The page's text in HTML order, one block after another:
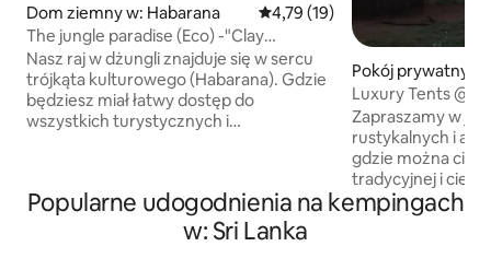
Dom ziemny w: Habarana Średnia ocena: 4,79 na 5,
4,79 (19)
The jungle paradise (Eco) -"Clay
house/yurt"
Nasz raj w dżungli znajduje się w sercu
trójkąta kulturowego (Habarana). Gdzie
będziesz miał łatwy dostęp do
wszystkich turystycznych i
przyrody i dzikiej przyrody, gdzie
mieszkasz z naturą i dziką przyrodą.
Obudzisz się słysząc ptasie piosenki lub
Pokój prywatny
Luxury Tents @
Zapraszamy w
rustykalnych i
gdzie można
tradycyjnej i ciepłej
Wild Wilpattu
naturalnego
Popularne udogodnienia na kempingach
w: Sri Lanka